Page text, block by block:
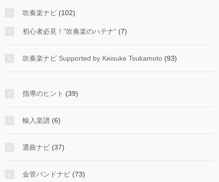
吹奏楽ナビ (102)
初心者必見！”吹奏楽のハテナ” (7)
吹奏楽ナビ Supported by Keisuke Tsukamoto (93)
指導のヒント (39)
輸入楽譜 (6)
選曲ナビ (37)
金管バンドナビ (73)